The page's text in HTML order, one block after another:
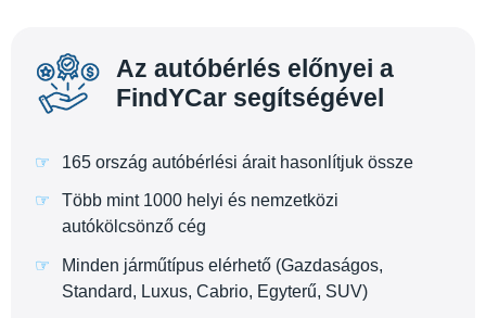
Az autóbérlés előnyei a
FindYCar segítségével
165 ország autóbérlési árait hasonlítjuk össze
Több mint 1000 helyi és nemzetközi
autókölcsönző cég
Minden járműtípus elérhető (Gazdaságos,
Standard, Luxus, Cabrio, Egyterű, SUV)